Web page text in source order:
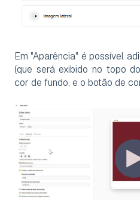
Em "Aparência" é possível
(que será exibido no topo
cor de fundo, e o botão de